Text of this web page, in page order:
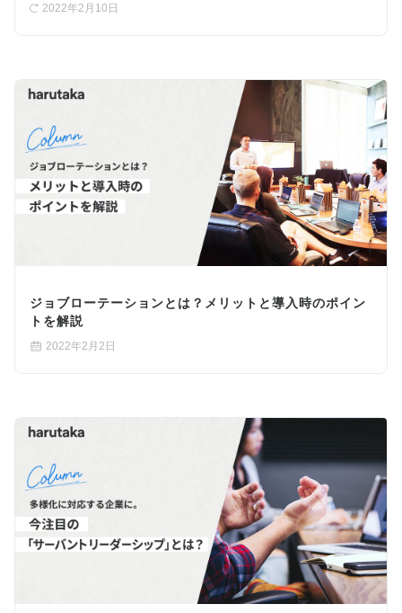
2022年2月10日
ジョブローテーションとは？メリットと導入時のポイン
トを解説
2022年2月2日